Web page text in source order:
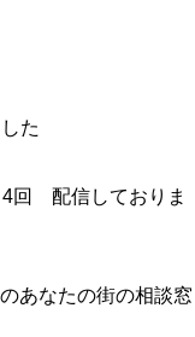
た
4回 配信しておりま
あなたの街の相談窓